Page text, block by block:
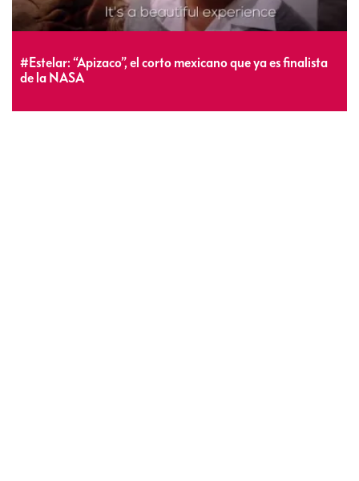
#Estelar: “Apizaco”, el corto mexicano que ya es finalista
de la NASA